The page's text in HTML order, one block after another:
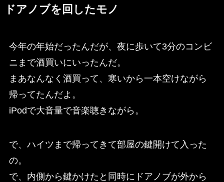
ドアノブを回したモノ
今年の年始だったんだが、夜に歩いて3分のコンビ
ニまで酒買いにいったんだ。
まあなんなく酒買って、寒いから一本空けながら
帰ってたんだよ。
iPodで大音量で音楽聴きながら。
で、ハイツまで帰ってきて部屋の鍵開けて入った
の。
で、内側から鍵かけたと同時にドアノブが外から